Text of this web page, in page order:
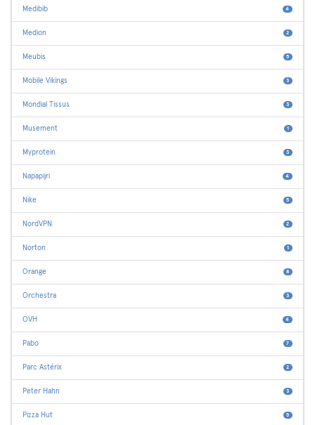
Medibib 4
Medion 2
Meubis 5
Mobile Vikings 3
Mondial Tissus 3
Musement 1
Myprotein 3
Napapijri 4
Nike 5
NordVPN 2
Norton 1
Orange 8
Orchestra 3
OVH 4
Pabo 7
Parc Astérix 2
Peter Hahn 3
Pizza Hut 5